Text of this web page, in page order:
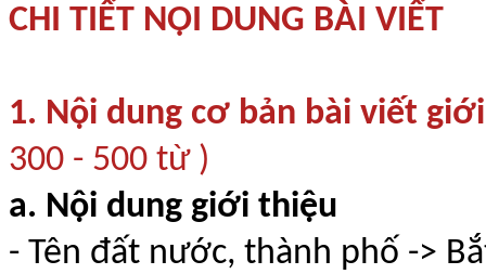
CHI TIẾT NỘI DUNG BÀI VIẾT
1. Nội dung cơ bản bài viết
300 - 500 từ )
a. Nội dung giới thiệu
- Tên đất nước, thành phố ->